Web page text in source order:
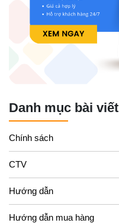
Danh mục bài viết
Chính sách
CTV
Hướng dẫn
Hướng dẫn mua hàng